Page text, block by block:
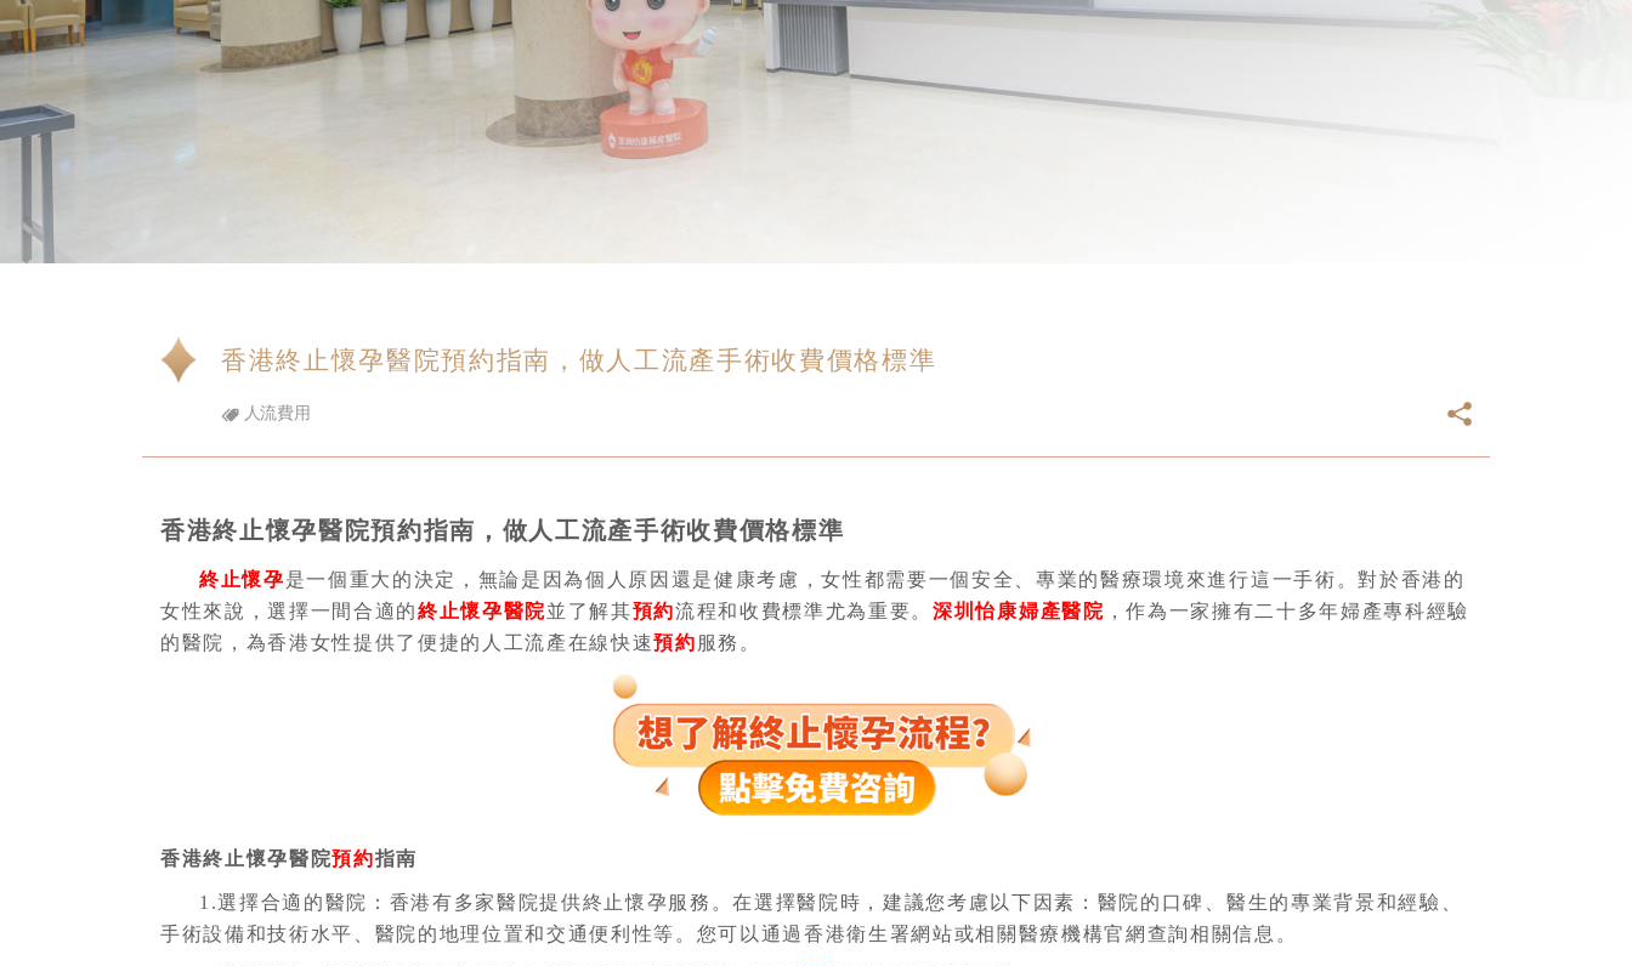
香港終止懷孕醫院預約指南，做人工流產手術收費價格標準
人流費用
香港終止懷孕醫院預約指南，做人工流產手術收費價格標準
終止懷孕是一個重大的決定，無論是因為個人原因還是健康考慮，女性都需要一個安全、專業的醫療環境來進行這一手術。對於香港的
女性來說，選擇一間合適的終止懷孕醫院並了解其預約流程和收費標準尤為重要。深圳怡康婦產醫院 ，作為一家擁有二十多年婦產專科經驗
的醫院，為香港女性提供了便捷的人工流產在線快速預約 服務。
香港終止懷孕醫院預約指南
1.選擇合適的醫院： 香港有多家醫院提供終止懷孕服務。在選擇醫院時，建議您考慮以下因素：醫院的口碑、醫生的專業背景和經驗、
手術設備和技術水平、醫院的地理位置和交通便利性等。您可以通過香港衛生署網站或相關醫療機構官網查詢相關信息。